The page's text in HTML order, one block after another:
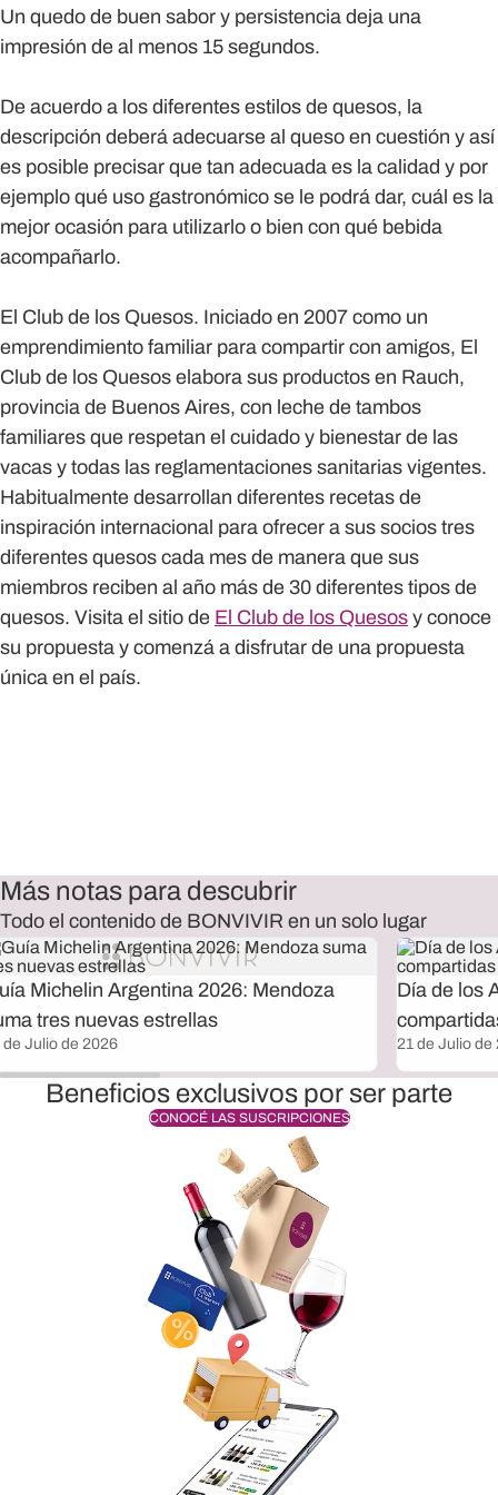
Un quedo de buen sabor y persistencia deja una
impresión de al menos 15 segundos.
De acuerdo a los diferentes estilos de quesos, la
descripción deberá adecuarse al queso en cuestión y así
es posible precisar que tan adecuada es la calidad y por
ejemplo qué uso gastronómico se le podrá dar, cuál es la
mejor ocasión para utilizarlo o bien con qué bebida
acompañarlo.
El Club de los Quesos. Iniciado en 2007 como un
emprendimiento familiar para compartir con amigos, El
Club de los Quesos elabora sus productos en Rauch,
provincia de Buenos Aires, con leche de tambos
familiares que respetan el cuidado y bienestar de las
vacas y todas las reglamentaciones sanitarias vigentes.
Habitualmente desarrollan diferentes recetas de
inspiración internacional para ofrecer a sus socios tres
diferentes quesos cada mes de manera que sus
miembros reciben al año más de 30 diferentes tipos de
quesos. Visita el sitio de El Club de los Quesos y conoce
su propuesta y comenzá a disfrutar de una propuesta
única en el país.
Más notas para descubrir
Todo el contenido de BONVIVIR en un solo lugar
Michelin Argentina 2026: Mendoza
tres nuevas estrellas
de Julio de 2026
Día de los
21 de Julio de
Beneficios exclusivos por ser parte
CONOCÉ LAS SUSCRIPCIONES